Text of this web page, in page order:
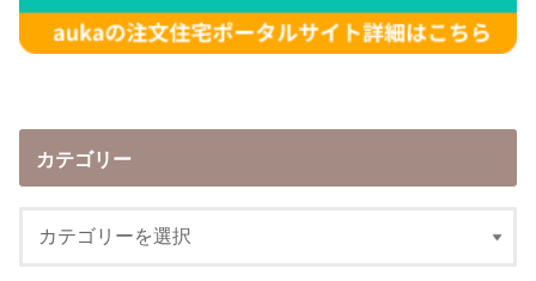
カテゴリー